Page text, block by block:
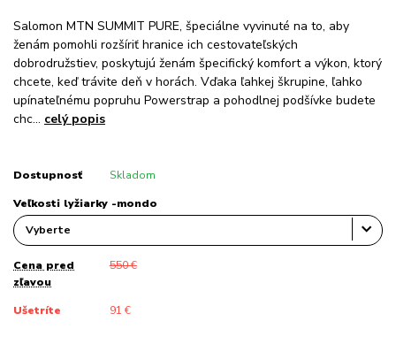
Salomon MTN SUMMIT PURE, špeciálne vyvinuté na to, aby
ženám pomohli rozšíriť hranice ich cestovateľských
dobrodružstiev, poskytujú ženám špecifický komfort a výkon, ktorý
chcete, keď trávite deň v horách. Vďaka ľahkej škrupine, ľahko
upínateľnému popruhu Powerstrap a pohodlnej podšívke budete
chc... celý popis
Dostupnosť Skladom
Veľkosti lyžiarky -mondo
Cena pred
zľavou
550 €
Ušetríte 91 €